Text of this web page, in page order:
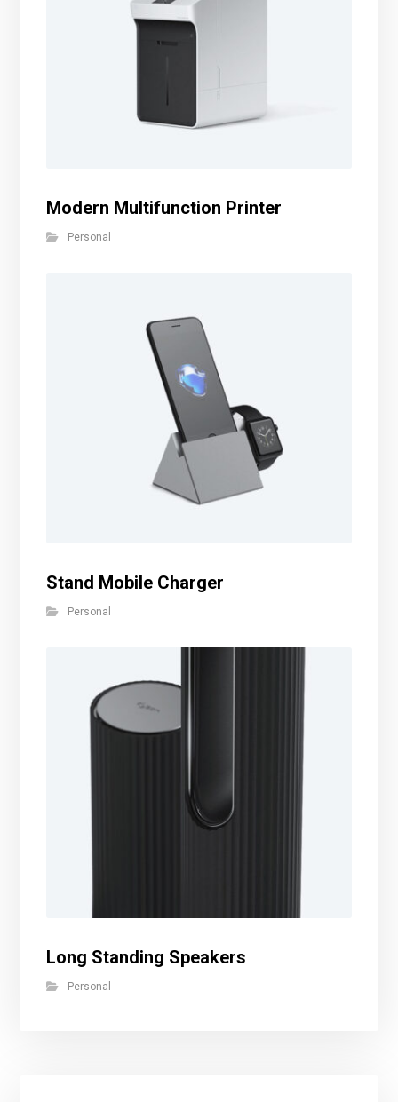
Modern Multifunction Printer
Personal
Stand Mobile Charger
Personal
Long Standing Speakers
Personal